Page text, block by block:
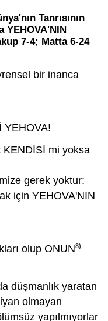
Tanrısının
YEHOVA'NIN
7-4; Matta 6-24
bir inanca
YEHOVA!
KENDİSİ mi yoksa
gerek yoktur:
için YEHOVA'NIN
olup ONUN8)
düşmanlık yaratan
olmayan
yapılmıyorlar